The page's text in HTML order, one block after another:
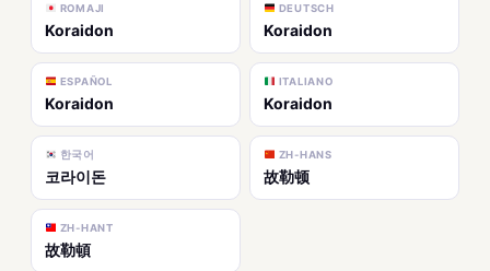
ROMAJI
Koraidon
DEUTSCH
Koraidon
ESPAÑOL
Koraidon
ITALIANO
Koraidon
한국어
코라이돈
ZH-HANS
故勒顿
ZH-HANT
故勒頓